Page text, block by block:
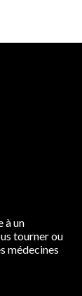
à un
tourner ou
médecines